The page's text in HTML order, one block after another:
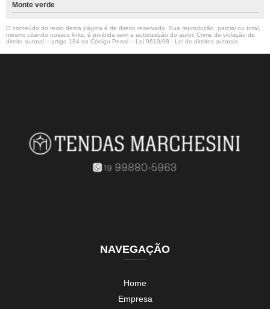
Monte verde
O conteúdo do texto desta página é de direito reservado. Sua reprodução, parcial ou total,
mesmo citando nossos links, é proibida sem a autorização do autor. Crime de violação de
direito autoral – artigo 184 do Código Penal – Lei 9610/98 - Lei de direitos autorais
NAVEGAÇÃO
Home
Empresa